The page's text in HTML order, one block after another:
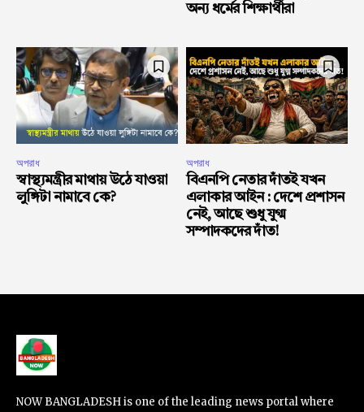
অন্য ধর্মের শিক্ষার্থীরা
অপরাধ
স্বাস্থ্যমন্ত্রীর মাথায় উঠে যাওয়া
লুঙ্গিটা নামাবে কে?
অপরাধ
বিএনপি নেতার দাঁতই যখন
এলাকার আইন : দেশে প্রশাসন
নেই, আছে শুধু যুগ্ম
সম্পাদকদের দাঁত!
NOW BANGLADESH is one of the leading news portal where